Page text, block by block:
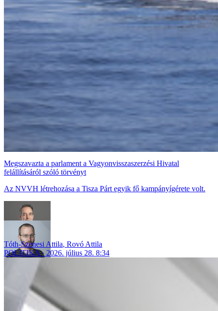
Megszavazta a parlament a Vagyonvisszaszerzési Hivatal
felállításáról szóló törvényt
Az NVVH létrehozása a Tisza Párt egyik fő kampányígérete volt.
Tóth-Szenesi Attila, Rovó Attila
POLITIKA
2026. július 28. 8:34